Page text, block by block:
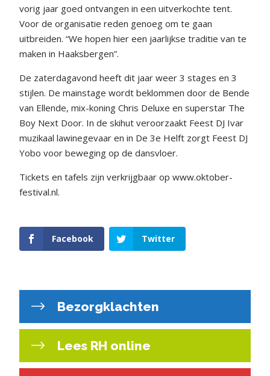
vorig jaar goed ontvangen in een uitverkochte tent.
Voor de organisatie reden genoeg om te gaan
uitbreiden. “We hopen hier een jaarlijkse traditie van te
maken in Haaksbergen”.
De zaterdagavond heeft dit jaar weer 3 stages en 3
stijlen. De mainstage wordt beklommen door de Bende
van Ellende, mix-koning Chris Deluxe en superstar The
Boy Next Door. In de skihut veroorzaakt Feest DJ Ivar
muzikaal lawinegevaar en in De 3e Helft zorgt Feest DJ
Yobo voor beweging op de dansvloer.
Tickets en tafels zijn verkrijgbaar op www.oktober-
festival.nl.
Facebook Twitter
Bezorgklachten
Lees RH online